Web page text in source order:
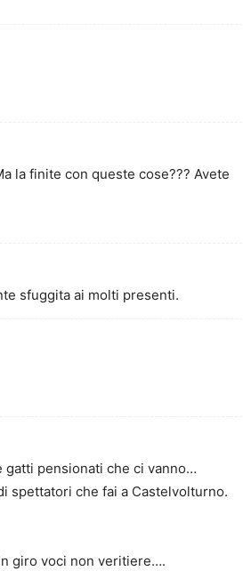
la finite con queste cose??? Avete
sfuggita ai molti presenti.
pensionati che ci vanno…
spettatori che fai a Castelvolturno.
giro voci non veritiere….